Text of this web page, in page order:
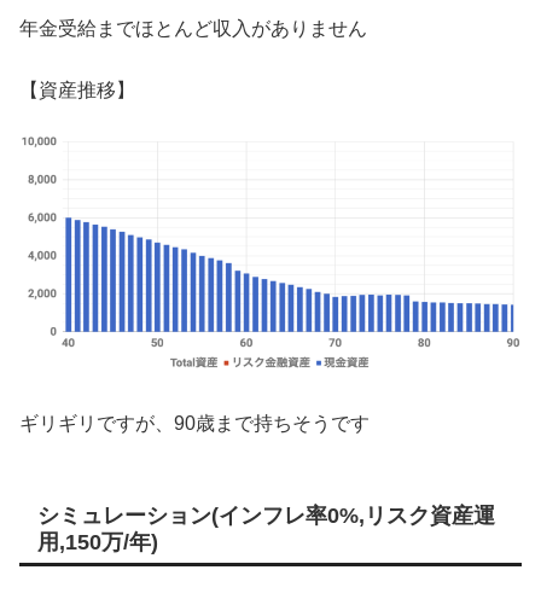
年金受給までほとんど収入がありません
【資産推移】
ギリギリですが、90歳まで持ちそうです
シミュレーション(インフレ率0%,リスク資産運
用,150万/年)